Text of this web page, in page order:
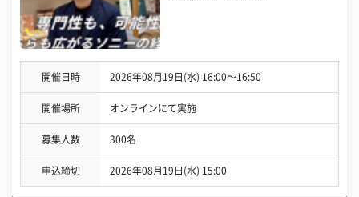
開催日時 2026年08月19日(水) 16:00〜16:50
開催場所 オンラインにて実施
募集人数 300名
申込締切 2026年08月19日(水) 15:00